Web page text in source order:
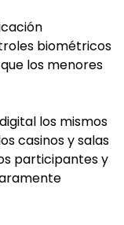
biométricos
los menores
los mismos
casinos y salas
participantes y